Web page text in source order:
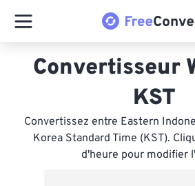
Convertisseur
KST
Convertissez entre Eastern
Korea Standard Time (KST).
d'heure pour modifier